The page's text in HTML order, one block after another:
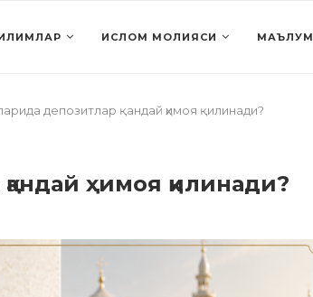
ИСЛОМ МОЛИЯСИ
депозитлар қандай ҳимоя қилинади?
ҳимоя қилинади?